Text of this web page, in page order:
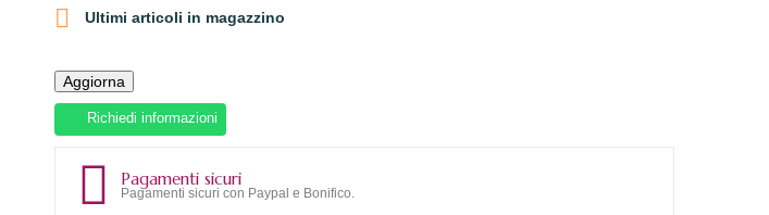
 Ultimi articoli in magazzino
Richiedi informazioni
Pagamenti sicuri
Pagamenti sicuri con Paypal e Bonifico.